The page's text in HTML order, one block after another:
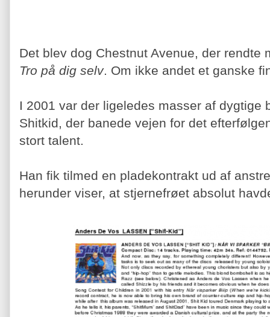
Det blev dog Chestnut Avenue, der rendte
Tro på dig selv. Om ikke andet et ganske
I 2001 var der ligeledes masser af
Shitkid, der banede vejen for det
stort talent.
Han fik tilmed en pladekontrakt ud af
herunder viser, at stjernefrøet absolut